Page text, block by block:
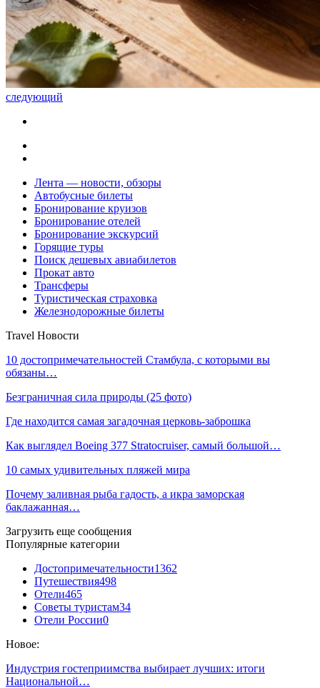
следующий
Лента — новости, обзоры
Автобусные билеты
Бронирование круизов
Бронирование отелей
Бронирование экскурсий
Горящие туры
Поиск дешевых авиабилетов
Прокат авто
Трансферы
Туристическая страховка
Железнодорожные билеты
Travel Новости
10 достопримечательностей Стамбула, с которыми вы
обязаны…
Безграничная сила природы (25 фото)
Где находится самая загадочная церковь-заброшка
Как выглядел Boeing 377 Stratocruiser, самый большой…
10 самых удивительных пляжей мира
Почему заливная рыба гадость, а икра заморская
баклажанная…
Загрузить еще сообщения
Популярные категории
Достопримечательности1362
Путешествия498
Отели465
Советы туристам34
Отели России0
Новое:
Индустрия гостеприимства выбирает лучших: итоги
Национальной…